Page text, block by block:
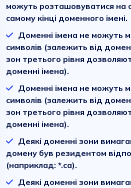
можуть розташовуватися на
самому кінці доменного імені.
Доменні імена не можуть
символів (залежить від
зон третього рівня
доменні імена).
Доменні імена не можуть
символів (залежить від
зон третього рівня
доменні імена).
Деякі доменні зони
домену був резидентом
(наприклад: *.ca).
Деякі доменні зони